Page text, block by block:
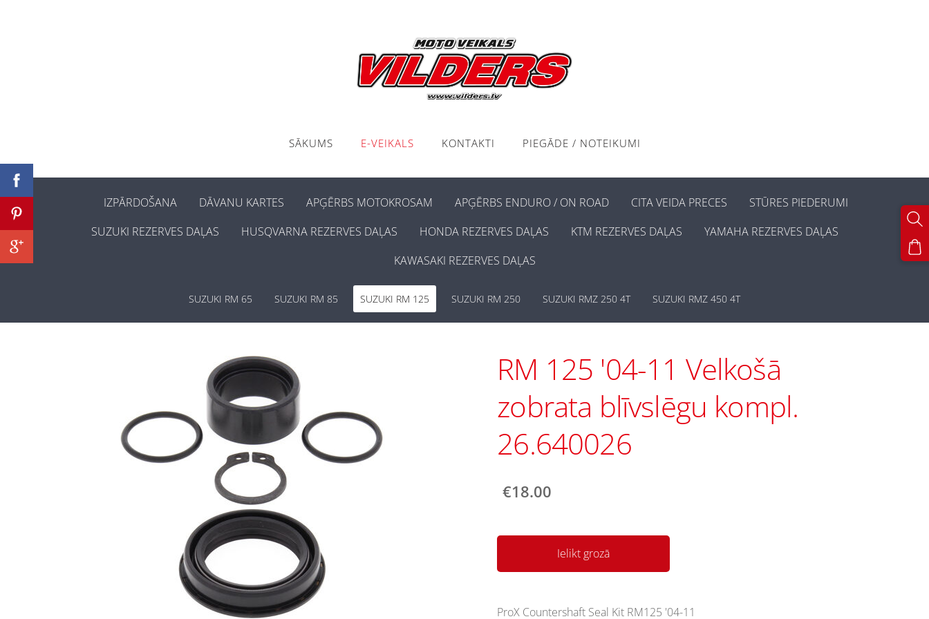
SĀKUMS E-VEIKALS KONTAKTI PIEGĀDE / NOTEIKUMI
IZPĀRDOŠANA DĀVANU KARTES APĢĒRBS MOTOKROSAM APĢĒRBS ENDURO / ON ROAD CITA VEIDA PRECES
STŪRES PIEDERUMI
SUZUKI REZERVES DAĻAS
HUSQVARNA REZERVES DAĻAS HONDA REZERVES DAĻAS KTM REZERVES DAĻAS
YAMAHA REZERVES DAĻAS
KAWASAKI REZERVES DAĻAS
SUZUKI RM 65 SUZUKI RM 85 SUZUKI RM 125 SUZUKI RM 250 SUZUKI RMZ 250 4T SUZUKI RMZ 450 4T
RM 125 '04-11 Velkošā
zobrata blīvslēgu kompl.
26.640026
€18.00
Ielikt grozā
ProX Countershaft Seal Kit RM125 '04-11